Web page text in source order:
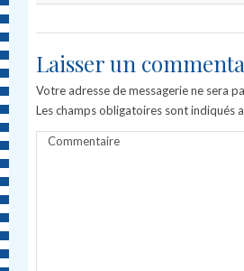
Laisser un
Votre adresse de messagerie ne sera
Les champs obligatoires sont indiqués
Commentaire